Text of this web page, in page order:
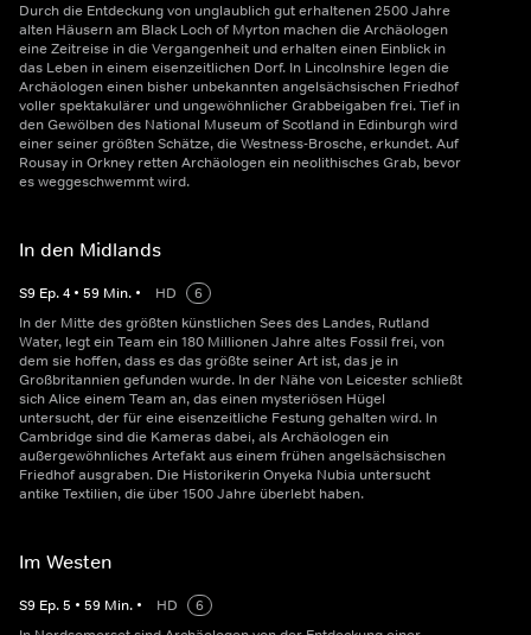
Durch die Entdeckung von unglaublich gut erhaltenen 2500 Jahre
alten Häusern am Black Loch of Myrton machen die Archäologen
eine Zeitreise in die Vergangenheit und erhalten einen Einblick in
das Leben in einem eisenzeitlichen Dorf. In Lincolnshire legen die
Archäologen einen bisher unbekannten angelsächsischen Friedhof
voller spektakulärer und ungewöhnlicher Grabbeigaben frei. Tief in
den Gewölben des National Museum of Scotland in Edinburgh wird
einer seiner größten Schätze, die Westness-Brosche, erkundet. Auf
Rousay in Orkney retten Archäologen ein neolithisches Grab, bevor
es weggeschwemmt wird.
In den Midlands
S9 Ep.4 • 59 Min. • HD
6
In der Mitte des größten künstlichen Sees des Landes, Rutland
Water, legt ein Team ein 180 Millionen Jahre altes Fossil frei, von
dem sie hoffen, dass es das größte seiner Art ist, das je in
Großbritannien gefunden wurde. In der Nähe von Leicester schließt
sich Alice einem Team an, das einen mysteriösen Hügel
untersucht, der für eine eisenzeitliche Festung gehalten wird. In
Cambridge sind die Kameras dabei, als Archäologen ein
außergewöhnliches Artefakt aus einem frühen angelsächsischen
Friedhof ausgraben. Die Historikerin Onyeka Nubia untersucht
antike Textilien, die über 1500 Jahre überlebt haben.
Im Westen
S9 Ep.5 • 59 Min. • HD
6